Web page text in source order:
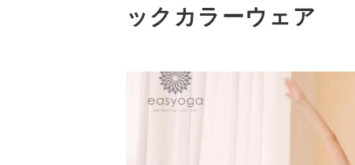
ックカラーウェア